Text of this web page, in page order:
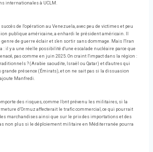
internationales à UCLM.
de l'opération au Venezuela, avec peu de victimes et peu
publique américaine, a enhardi le président américain. Il
de guerre éclair et s'en sortir sans dommage. Mais l'Iran
: il y a une réelle possibilité d'une escalade nucléaire parce que
pas comme en juin 2025. On craint l'impact dans la région :
? (Arabie saoudite, Israël ou Qatar) et d'autres qui
présence (Émirats), et on ne sait pas si la dissuasion
Manfredi.
des risques, comme l’ont prévenu les militaires, si la
d’Ormuz affecterait le trafic commercial, ce qui pourrait
marchandises ainsi que sur le prix des importations et des
non plus si le déploiement militaire en Méditerranée pourra